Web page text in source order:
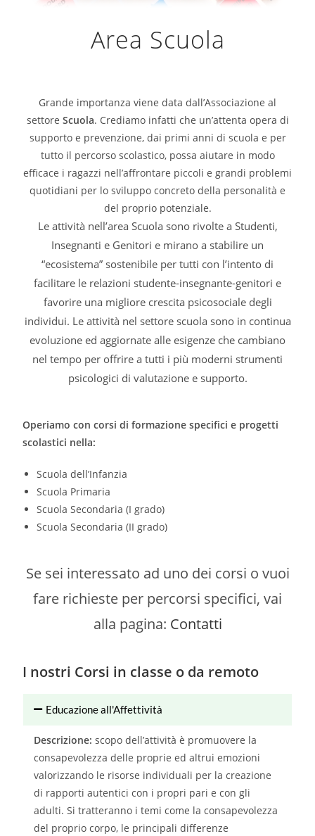
Area Scuola
Grande importanza viene data dall’Associazione al
settore Scuola. Crediamo infatti che un’attenta opera di
supporto e prevenzione, dai primi anni di scuola e per
tutto il percorso scolastico, possa aiutare in modo
efficace i ragazzi nell’affrontare piccoli e grandi problemi
quotidiani per lo sviluppo concreto della personalità e
del proprio potenziale.
Le attività nell’area Scuola sono rivolte a Studenti,
Insegnanti e Genitori e mirano a stabilire un
“ecosistema” sostenibile per tutti con l’intento di
facilitare le relazioni studente-insegnante-genitori e
favorire una migliore crescita psicosociale degli
individui. Le attività nel settore scuola sono in continua
evoluzione ed aggiornate alle esigenze che cambiano
nel tempo per offrire a tutti i più moderni strumenti
psicologici di valutazione e supporto.
Operiamo con corsi di formazione specifici e progetti
scolastici nella:
Scuola dell’Infanzia
Scuola Primaria
Scuola Secondaria (I grado)
Scuola Secondaria (II grado)
Se sei interessato ad uno dei corsi o vuoi
fare richieste per percorsi specifici, vai
alla pagina: Contatti
I nostri Corsi in classe o da remoto
Educazione all'Affettività
Descrizione: scopo dell’attività è promuovere la
consapevolezza delle proprie ed altrui emozioni
valorizzando le risorse individuali per la creazione
di rapporti autentici con i propri pari e con gli
adulti. Si tratteranno i temi come la consapevolezza
del proprio corpo, le principali differenze